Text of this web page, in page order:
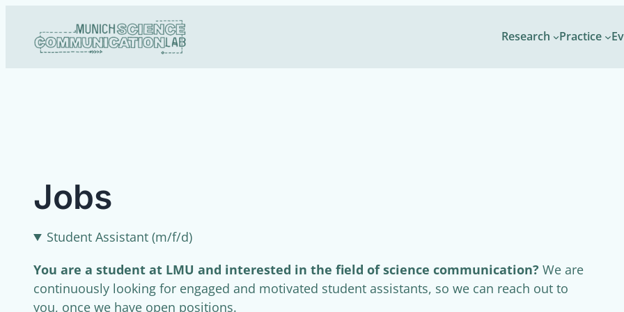
content
Research Practice
Jobs
Student Assistant (m/f/d)
You are a student at LMU and interested in the field of science communication? We are
continuously looking for engaged and motivated student assistants, so we can reach out to
you, once we have open positions.